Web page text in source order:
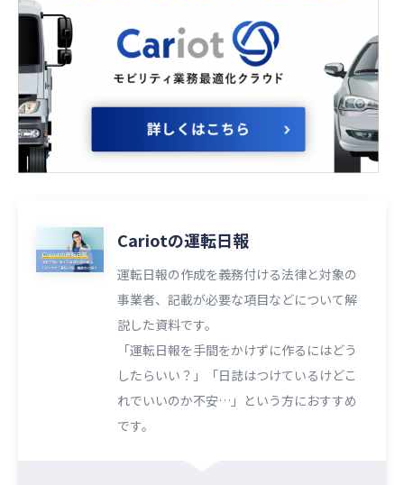
Cariotの運転日報
運転日報の作成を義務付ける法律と対象の
事業者、記載が必要な項目などについて解
説した資料です。
「運転日報を手間をかけずに作るにはどう
したらいい？」「日誌はつけているけどこ
れでいいのか不安…」という方におすすめ
です。